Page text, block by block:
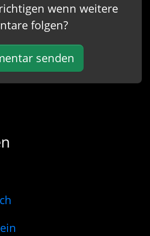
wenn weitere
folgen?
senden